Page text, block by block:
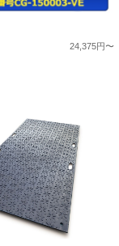
24,375円〜